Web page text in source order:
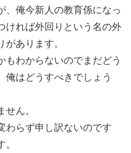
、俺今新人の教育係になっ
ければ外回りという名の外
あります。
もわからないのでまだどう
俺はどうすべきでしょう
ん。
わらず申し訳ないのです